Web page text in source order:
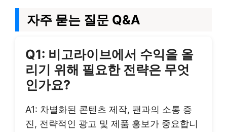
자주 묻는 질문 Q&A
Q1: 비고라이브에서 수익을 올
리기 위해 필요한 전략은 무엇
인가요?
A1: 차별화된 콘텐츠 제작, 팬과의 소통 증
진, 전략적인 광고 및 제품 홍보가 중요합니